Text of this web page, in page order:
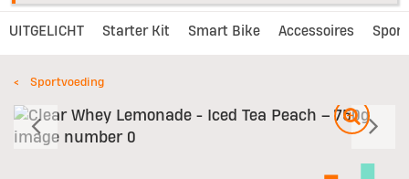
UITGELICHT Starter Kit Smart Bike Accessoires
Sportvoeding
Vorig